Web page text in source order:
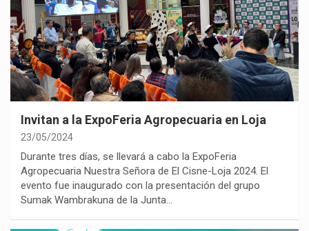
Invitan a la ExpoFeria Agropecuaria en Loja
23/05/2024
Durante tres días, se llevará a cabo la ExpoFeria
Agropecuaria Nuestra Señora de El Cisne-Loja 2024. El
evento fue inaugurado con la presentación del grupo
Sumak Wambrakuna de la Junta…